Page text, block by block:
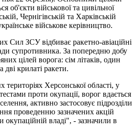
об'єкти військової та цивільної
Чернігівській та Харківській
військове керівництво.
Сил ЗСУ відбиває ракетно-авіаційні
супротивника. За попередню добу
цілей ворога: сім літаків, один
крилаті ракети.
Херсонської області, у
проти окупації, ворог вдається
активно застосовує підрозділи
проведенню зазначених акцій
окупаційній владі", - зазначили в